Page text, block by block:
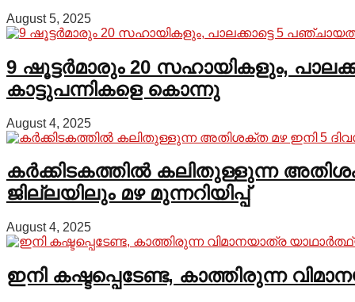
August 5, 2025
9 ഷൂട്ടർമാരും 20 സഹായികളും,
കാട്ടുപന്നികളെ കൊന്നു
August 4, 2025
കർക്കിടകത്തിൽ കലിതുള്ളുന്ന
ജില്ലയിലും മഴ മുന്നറിയിപ്പ്
August 4, 2025
ഇനി കഷ്ടപ്പെടേണ്ട, കാത്തിരുന്ന